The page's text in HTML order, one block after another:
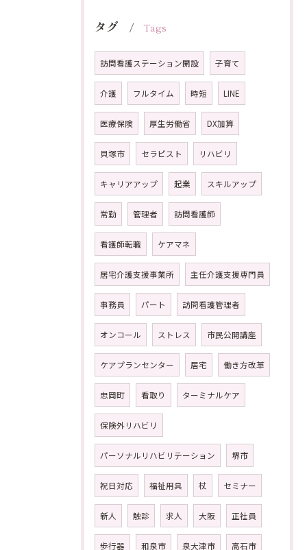
タグ Tags
訪問看護ステーション開設 子育て
介護 フルタイム 時短 LINE
医療保険 厚生労働省 DX加算
貝塚市 セラピスト リハビリ
キャリアアップ 起業 スキルアップ
常勤 管理者 訪問看護師
看護師転職 ケアマネ
居宅介護支援事業所 主任介護支援専門員
事務員 パート 訪問看護管理者
オンコール ストレス 市民公開講座
ケアプランセンター 居宅 働き方改革
忠岡町 看取り ターミナルケア
保険外リハビリ
パーソナルリハビリテーション 堺市
祝日対応 福祉用具 杖 セミナー
新人 触診 求人 大阪 正社員
歩行器 和泉市 泉大津市 高石市